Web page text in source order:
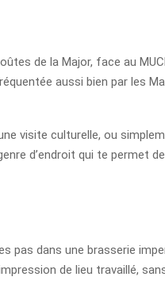
de la Major, face au
aussi bien par les
visite culturelle, ou
d’endroit qui te permet
pas dans une brasserie
de lieu travaillé,